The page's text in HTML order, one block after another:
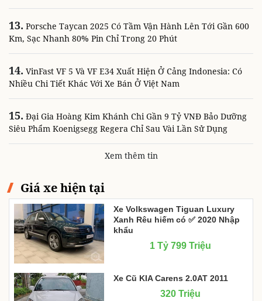
13. Porsche Taycan 2025 Có Tầm Vận Hành Lên Tới Gần 600
Km, Sạc Nhanh 80% Pin Chỉ Trong 20 Phút
14. VinFast VF 5 Và VF E34 Xuất Hiện Ở Cảng Indonesia: Có
Nhiều Chi Tiết Khác Với Xe Bán Ở Việt Nam
15. Đại Gia Hoàng Kim Khánh Chi Gần 9 Tỷ VNĐ Bảo Dưỡng
Siêu Phẩm Koenigsegg Regera Chỉ Sau Vài Lần Sử Dụng
Xem thêm tin
Giá xe hiện tại
Xe Volkswagen Tiguan Luxury
Xanh Rêu hiếm có ✅ 2020 Nhập
khẩu
1 Tỷ 799 Triệu
Xe Cũ KIA Carens 2.0AT 2011
320 Triệu